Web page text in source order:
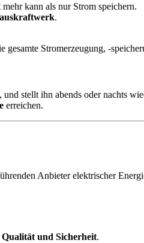
mehr kann als nur Strom speichern.
.
gesamte Stromerzeugung, -
stellt ihn abends oder nachts
erreichen.
Anbieter elektrischer
und Sicherheit.